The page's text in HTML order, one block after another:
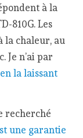
à la
810G. Les
la chaleur, au
Je n’ai par
la laissant
recherché
une garantie